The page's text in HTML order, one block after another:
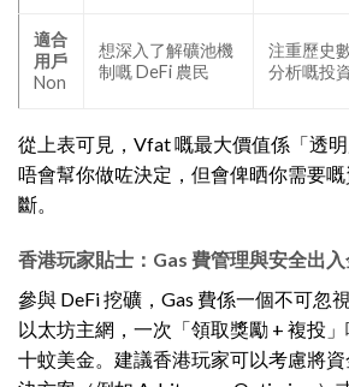
適合
用戶
Non
想深入了解礦池機
制嘅 DeFi 農民
注重歷史
分析嘅投
從上表可見，Vfat 嘅最大價值係「透
唔會幫你做咗決定，但會俾晒你需要
斷。
香港玩家貼士：Gas 費管理與安全出
參與 DeFi 挖礦，Gas 費係一個不可忽
以太坊主網，一次「領取獎勵 + 複投
十蚊美金。建議香港玩家可以考慮將資